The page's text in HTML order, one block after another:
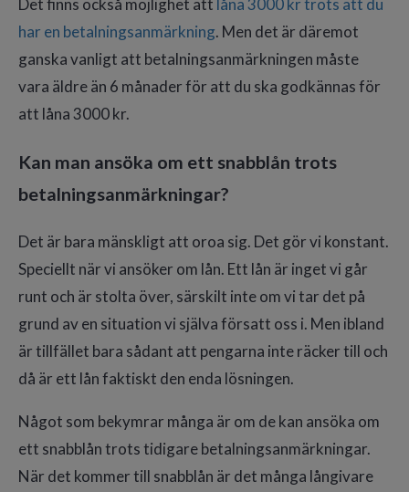
Det finns också möjlighet att låna 3000 kr trots att du
har en betalningsanmärkning. Men det är däremot
ganska vanligt att betalningsanmärkningen måste
vara äldre än 6 månader för att du ska godkännas för
att låna 3000 kr.
Kan man ansöka om ett snabblån trots
betalningsanmärkningar?
Det är bara mänskligt att oroa sig. Det gör vi konstant.
Speciellt när vi ansöker om lån. Ett lån är inget vi går
runt och är stolta över, särskilt inte om vi tar det på
grund av en situation vi själva försatt oss i. Men ibland
är tillfället bara sådant att pengarna inte räcker till och
då är ett lån faktiskt den enda lösningen.
Något som bekymrar många är om de kan ansöka om
ett snabblån trots tidigare betalningsanmärkningar.
När det kommer till snabblån är det många långivare